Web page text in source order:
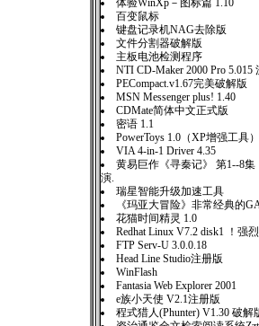
体验WinXp－图标篇 1.10
百变鼠标
键盘记录机NAG去除版
文件分割器破解版
主板电池检测程序
NTI CD-Maker 2000 Pro
PECompact.v1.67完美破解版
MSN Messenger plus! 1.40
CDMate简体中文正式版
密语 1.1
PowerToys 1.0（XP增强工具）
VIA 4-in-1 Driver 4.35
黄易巨作《寻秦记》 第1--8
演.
瑞星智能升级加速工具
《玛亚大冒险》非常经典的
花猫时间精灵 1.0
Redhat Linux V7.2 disk1 ！强
FTP Serv-U 3.0.0.18
Head Line Studio注册版
WinFlash
Fantasia Web Explorer 2001
e族小天使 V2.1注册版
程式猎人(Phunter) V1.30 破解